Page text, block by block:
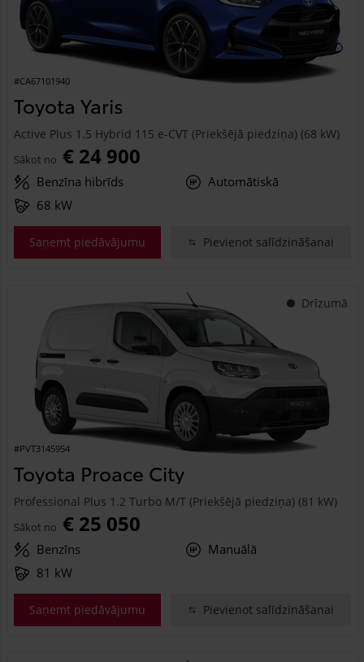
#CA67101940
Toyota Yaris
Active Plus 1.5 Hybrid 115 e-CVT (Priekšējā piedziņa) (68 kW)
Sākot no € 24 900
Benzīna hibrīds
Automātiskā
68 kW
Saņemt piedāvājumu Pievienot salīdzināšanai
Drīzumā
#PVT3145954
Toyota Proace City
Professional Plus 1.2 Turbo M/T (Priekšējā piedziņa) (81 kW)
Sākot no € 25 050
Benzīns
Manuālā
81 kW
Saņemt piedāvājumu Pievienot salīdzināšanai